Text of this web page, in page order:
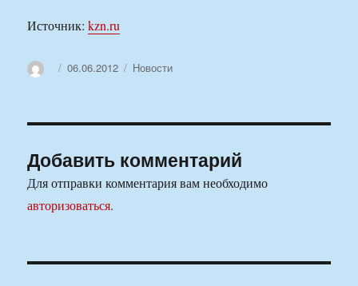
Источник:kzn.ru
АвторОпубликовано
06.06.2012 Рубрики
Новости
Добавить комментарий
Для отправки комментария вам необходимо
авторизоваться.